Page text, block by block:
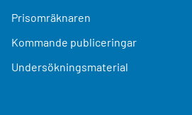
Prisomräknaren
Kommande publiceringar
Undersökningsmaterial